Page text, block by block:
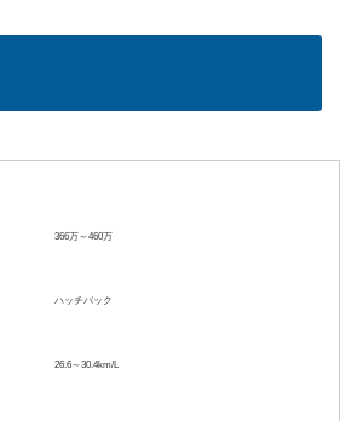
366万～460万
ハッチバック
26.6～30.4km/L